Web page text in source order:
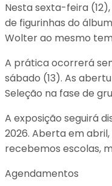
Nesta sexta-feira
de figurinhas do
Wolter ao mesmo
A prática ocorrerá
sábado (13). As
Seleção na fase de
A exposição seguirá
2026. Aberta em
recebemos escolas,
Agendamentos